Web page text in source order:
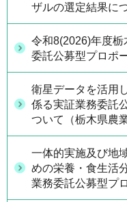
ザルの選定結果に
令和8(2026)年度
委託公募型プロポ
衛星データを活用
係る実証業務委託
ついて（栃木県農
一体的実施及び地
めの栄養・食生活
業務委託公募型プ